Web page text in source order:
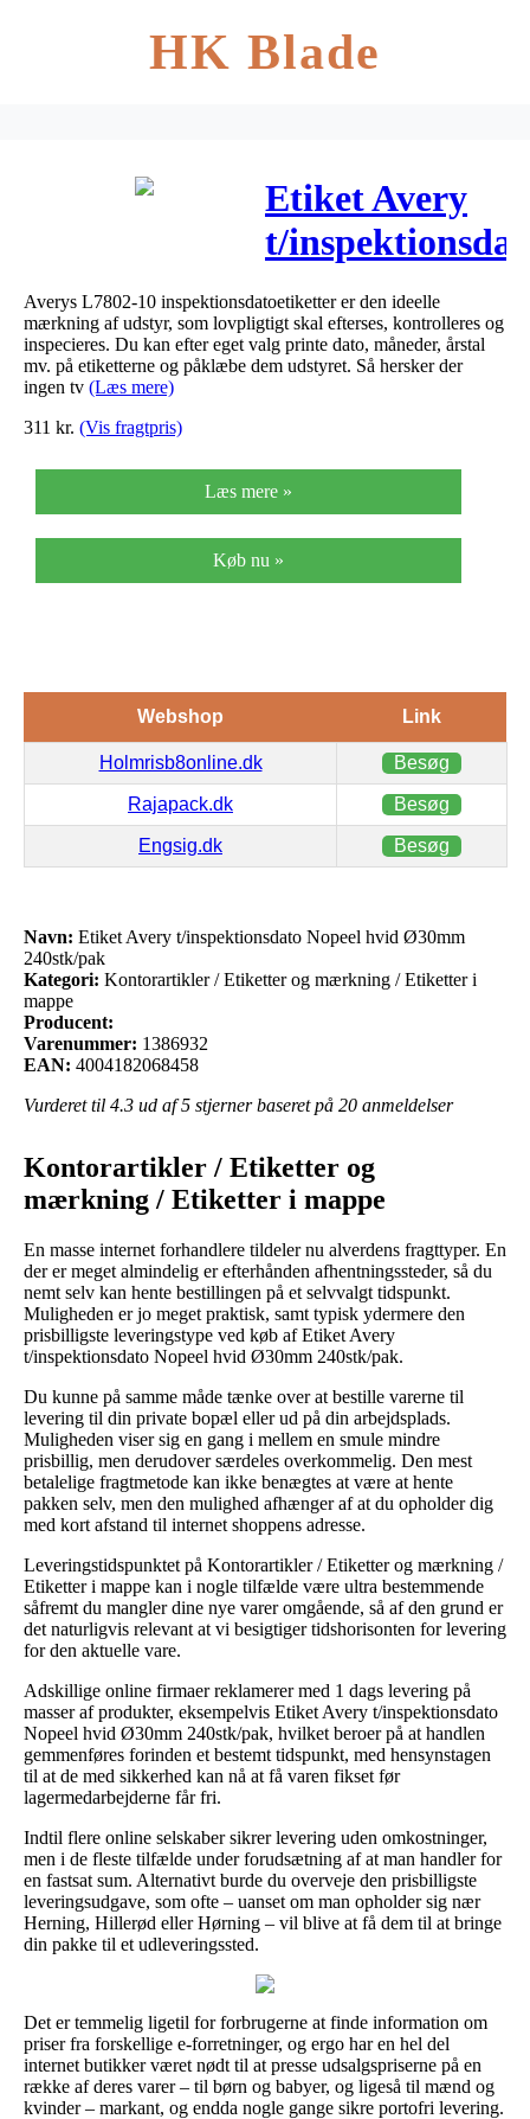
HK Blade
Etiket Avery
t/
Nopeel hvid
Ø30mm
240stk/pak
Averys L7802-10 inspektionsdatoetiketter er den ideelle
mærkning af udstyr, som lovpligtigt skal efterses, kontrolleres og
inspecieres. Du kan efter eget valg printe dato, måneder, årstal
mv. på etiketterne og påklæbe dem udstyret. Så hersker der
ingen tv (Læs mere)
311 kr. (Vis fragtpris)
Læs mere »
Køb nu »
Webshop Link
Holmrisb8online.dk Besøg
Rajapack.dk Besøg
Engsig.dk Besøg
Navn: Etiket Avery t/inspektionsdato Nopeel hvid Ø30mm
240stk/pak
Kategori: Kontorartikler / Etiketter og mærkning / Etiketter i
mappe
Producent:
Varenummer: 1386932
EAN: 4004182068458
Vurderet til 4.3 ud af 5 stjerner baseret på 20 anmeldelser
Kontorartikler / Etiketter og
mærkning / Etiketter i mappe
En masse internet forhandlere tildeler nu alverdens fragttyper. En
der er meget almindelig er efterhånden afhentningssteder, så du
nemt selv kan hente bestillingen på et selvvalgt tidspunkt.
Muligheden er jo meget praktisk, samt typisk ydermere den
prisbilligste leveringstype ved køb af Etiket Avery
t/inspektionsdato Nopeel hvid Ø30mm 240stk/pak.
Du kunne på samme måde tænke over at bestille varerne til
levering til din private bopæl eller ud på din arbejdsplads.
Muligheden viser sig en gang i mellem en smule mindre
prisbillig, men derudover særdeles overkommelig. Den mest
betalelige fragtmetode kan ikke benægtes at være at hente
pakken selv, men den mulighed afhænger af at du opholder dig
med kort afstand til internet shoppens adresse.
Leveringstidspunktet på Kontorartikler / Etiketter og mærkning /
Etiketter i mappe kan i nogle tilfælde være ultra bestemmende
såfremt du mangler dine nye varer omgående, så af den grund er
det naturligvis relevant at vi besigtiger tidshorisonten for levering
for den aktuelle vare.
Adskillige online firmaer reklamerer med 1 dags levering på
masser af produkter, eksempelvis Etiket Avery t/inspektionsdato
Nopeel hvid Ø30mm 240stk/pak, hvilket beroer på at handlen
gemmenføres forinden et bestemt tidspunkt, med hensynstagen
til at de med sikkerhed kan nå at få varen fikset før
lagermedarbejderne får fri.
Indtil flere online selskaber sikrer levering uden omkostninger,
men i de fleste tilfælde under forudsætning af at man handler for
en fastsat sum. Alternativt burde du overveje den prisbilligste
leveringsudgave, som ofte – uanset om man opholder sig nær
Herning, Hillerød eller Hørning – vil blive at få dem til at bringe
din pakke til et udleveringssted.
Det er temmelig ligetil for forbrugerne at finde information om
priser fra forskellige e-forretninger, og ergo har en hel del
internet butikker været nødt til at presse udsalgspriserne på en
række af deres varer – til børn og babyer, og ligeså til mænd og
kvinder – markant, og endda nogle gange sikre portofri levering.